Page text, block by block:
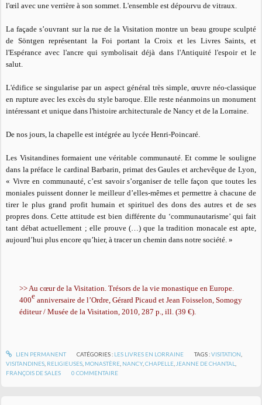
l'œil avec une verrière à son sommet. L'ensemble est dépourvu de vitraux.
La façade s’ouvrant sur la rue de la Visitation montre un beau groupe sculpté
de Söntgen représentant la Foi portant la Croix et les Livres Saints, et
l'Espérance avec l'ancre qui symbolisait déjà dans l'Antiquité l'espoir et le
salut.
L'édifice se singularise par un aspect général très simple, œuvre néo-classique
en rupture avec les excès du style baroque. Elle reste néanmoins un monument
intéressant et unique dans l'histoire architecturale de Nancy et de la Lorraine.
De nos jours, la chapelle est intégrée au lycée Henri-Poincaré.
Les Visitandines formaient une véritable communauté. Et comme le souligne
dans la préface le cardinal Barbarin, primat des Gaules et archevêque de Lyon,
« Vivre en communauté, c’est savoir s’organiser de telle façon que toutes les
moniales puissent donner le meilleur d’elles-mêmes et permettre à chacune de
tirer le plus grand profit humain et spirituel des dons des autres et de ses
propres dons. Cette attitude est bien différente du ‘communautarisme’ qui fait
tant débat actuellement ; elle prouve (…) que la tradition monacale est apte,
aujourd’hui plus encore qu’hier, à tracer un chemin dans notre société. »
>> Au cœur de la Visitation. Trésors de la vie monastique en Europe.
400eanniversaire de l’Ordre, Gérard Picaud et Jean Foisselon, Somogy
éditeur / Musée de la Visitation, 2010, 287 p., ill. (39 €).
LIEN PERMANENT CATÉGORIES : LES LIVRES EN LORRAINE TAGS :VISITATION
VISITANDINES RELIGIEUSES MONASTÈRE NANCY,CHAPELLE JEANNE DE CHANTAL
FRANÇOIS DE SALES
0 COMMENTAIRE